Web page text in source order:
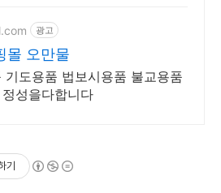
광고
몰 오만물
도용품 법보시용품 불교용품
무속용품 수제부적 정성을다합니다
기